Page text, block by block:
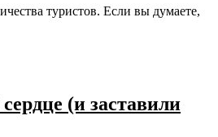
туристов. Если вы думаете,
(и заставили